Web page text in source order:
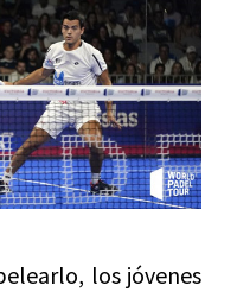
los jóvenes